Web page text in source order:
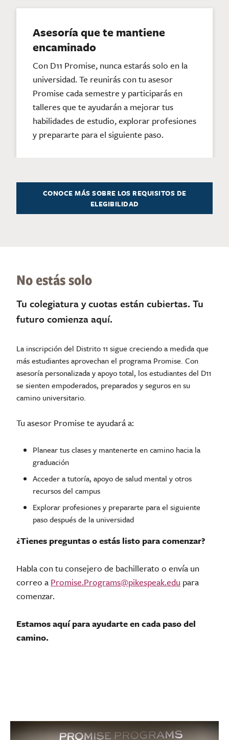
Asesoría que te mantiene
encaminado
Con D11 Promise, nunca estarás solo en la
universidad. Te reunirás con tu asesor
Promise cada semestre y participarás en
talleres que te ayudarán a mejorar tus
habilidades de estudio, explorar profesiones
y prepararte para el siguiente paso.
CONOCE MÁS SOBRE LOS REQUISITOS DE
ELEGIBILIDAD
No estás solo
Tu colegiatura y cuotas están cubiertas. Tu
futuro comienza aquí.
La inscripción del Distrito 11 sigue creciendo a medida que
más estudiantes aprovechan el programa Promise. Con
asesoría personalizada y apoyo total, los estudiantes del D11
se sienten empoderados, preparados y seguros en su
camino universitario.
Tu asesor Promise te ayudará a:
Planear tus clases y mantenerte en camino hacia la
graduación
Acceder a tutoría, apoyo de salud mental y otros
recursos del campus
Explorar profesiones y prepararte para el siguiente
paso después de la universidad
¿Tienes preguntas o estás listo para comenzar?
Habla con tu consejero de bachillerato o envía un
correo a Promise.Programs@pikespeak.edu para
comenzar.
Estamos aquí para ayudarte en cada paso del
camino.